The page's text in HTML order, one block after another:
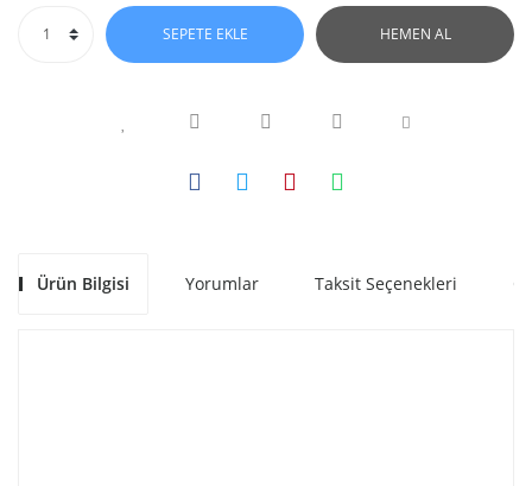
SEPETE EKLE HEMEN AL
Ürün Bilgisi Yorumlar Taksit Seçenekleri